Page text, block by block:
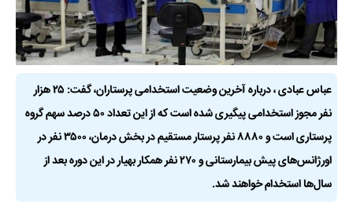
عباس عبادی ، درباره آخرین وضعیت استخدامی پرستاران، گفت: ۲۵ هزار
نفر مجوز استخدامی پیگیری شده است که از این تعداد ۵۰ درصد سهم گروه
پرستاری است و ۸۸۸۰ نفر پرستار مستقیم در بخش درمان، ۳۵۰۰ نفر در
اورژانس‌های پیش بیمارستانی و ۲۷۰ نفر همکار بهیار در این دوره بعد از
سال‌ها استخدام خواهند شد.